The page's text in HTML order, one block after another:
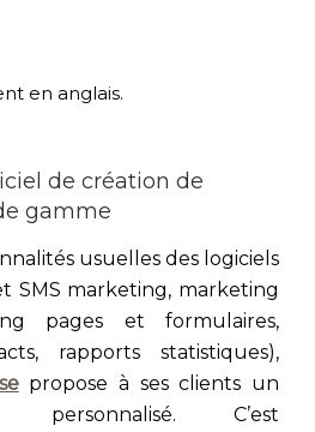
en anglais.
de création de
gamme
usuelles des logiciels
SMS marketing, marketing
pages et formulaires,
rapports statistiques),
propose à ses clients un
personnalisé. C’est